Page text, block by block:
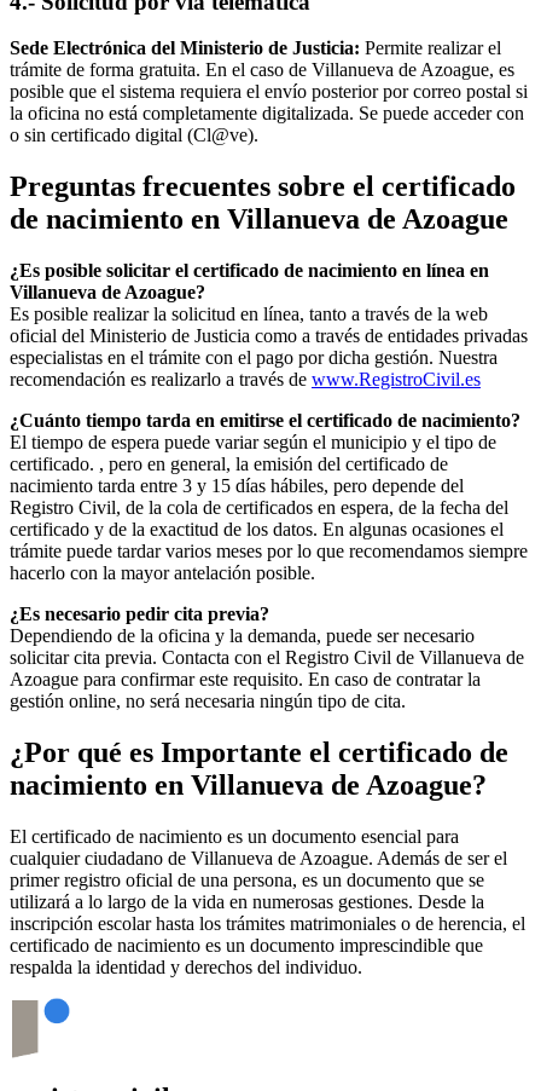
Sede Electrónica del Ministerio de Justicia: Permite realizar el
trámite de forma gratuita. En el caso de Villanueva de Azoague, es
posible que el sistema requiera el envío posterior por correo postal si
la oficina no está completamente digitalizada. Se puede acceder con
o sin certificado digital (Cl@ve).
Preguntas frecuentes sobre el certificado
de nacimiento en Villanueva de Azoague
¿Es posible solicitar el certificado de nacimiento en línea en
Villanueva de Azoague?
Es posible realizar la solicitud en línea, tanto a través de la web
oficial del Ministerio de Justicia como a través de entidades privadas
especialistas en el trámite con el pago por dicha gestión. Nuestra
recomendación es realizarlo a través de www.RegistroCivil.es
¿Cuánto tiempo tarda en emitirse el certificado de nacimiento?
El tiempo de espera puede variar según el municipio y el tipo de
certificado. , pero en general, la emisión del certificado de
nacimiento tarda entre 3 y 15 días hábiles, pero depende del
Registro Civil, de la cola de certificados en espera, de la fecha del
certificado y de la exactitud de los datos. En algunas ocasiones el
trámite puede tardar varios meses por lo que recomendamos siempre
hacerlo con la mayor antelación posible.
¿Es necesario pedir cita previa?
Dependiendo de la oficina y la demanda, puede ser necesario
solicitar cita previa. Contacta con el Registro Civil de Villanueva de
Azoague para confirmar este requisito. En caso de contratar la
gestión online, no será necesaria ningún tipo de cita.
¿Por qué es Importante el certificado de
nacimiento en Villanueva de Azoague?
El certificado de nacimiento es un documento esencial para
cualquier ciudadano de Villanueva de Azoague. Además de ser el
primer registro oficial de una persona, es un documento que se
utilizará a lo largo de la vida en numerosas gestiones. Desde la
inscripción escolar hasta los trámites matrimoniales o de herencia, el
certificado de nacimiento es un documento imprescindible que
respalda la identidad y derechos del individuo.